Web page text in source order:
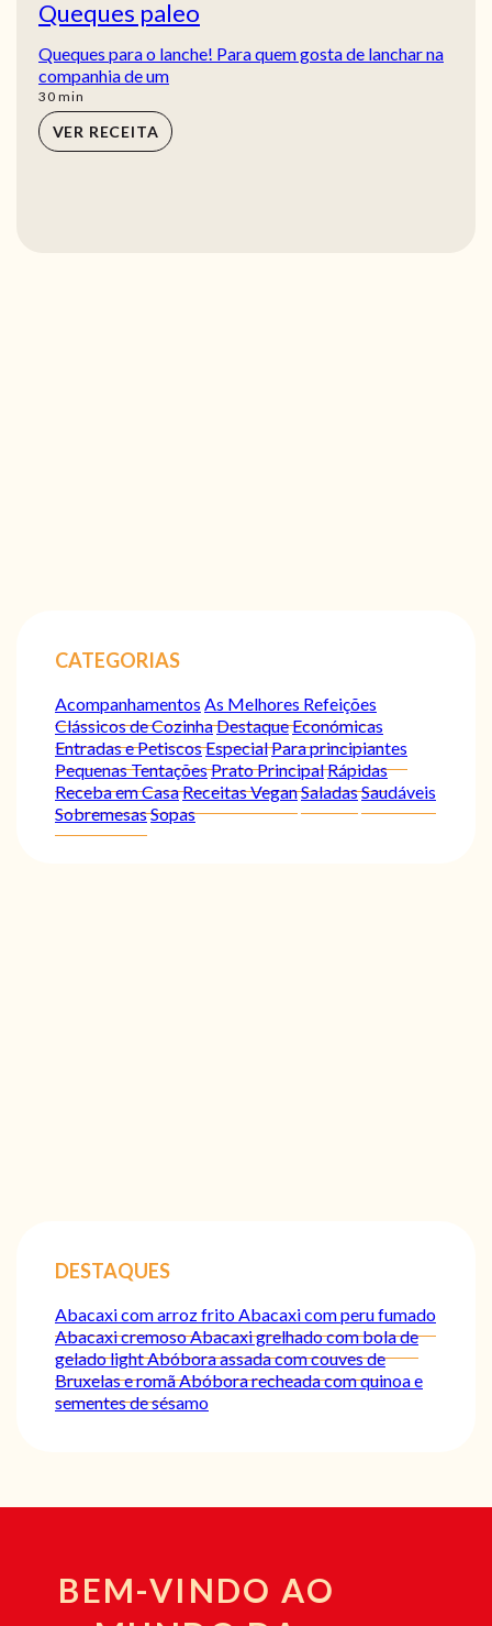
Queques paleo
Queques para o lanche! Para quem gosta de lanchar na
companhia de um
30min
min
VER RECEITA
CATEGORIAS
Acompanhamentos As Melhores Refeições
Clássicos de CozinhaDestaqueEconómicas
Entradas e PetiscosEspecialPara principiantes
Pequenas TentaçõesPrato PrincipalRápidas
Receba em CasaReceitas VeganSaladasSaudáveis
SobremesasSopas
DESTAQUES
Abacaxi com arroz fritoAbacaxi com peru fumado
Abacaxi cremosoAbacaxi grelhado com bola de
gelado lightAbóbora assada com couves de
Bruxelas e romãAbóbora recheada com quinoa e
sementes de sésamo
BEM-VINDO AO